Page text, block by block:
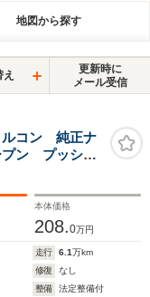
地図から探す
更新時に
メール受信
コン 純正ナ
ン プッシュ
ートヒータ
ト ディスチ
本体価格
208.0万円
走行 6.1万km
修復
なし
整備
法定整備付